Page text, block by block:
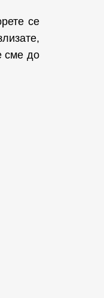
се
сме до